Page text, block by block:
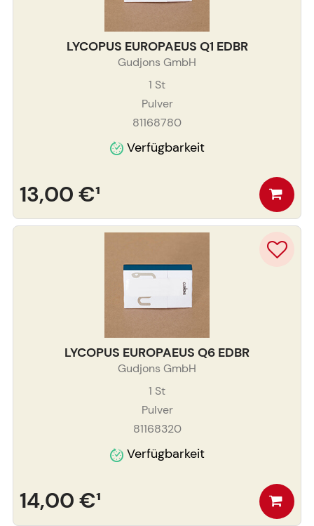
LYCOPUS EUROPAEUS Q1 EDBR
Gudjons GmbH
1 St
Pulver
81168780
Verfügbarkeit
13,00 €¹
LYCOPUS EUROPAEUS Q6 EDBR
Gudjons GmbH
1 St
Pulver
81168320
Verfügbarkeit
14,00 €¹